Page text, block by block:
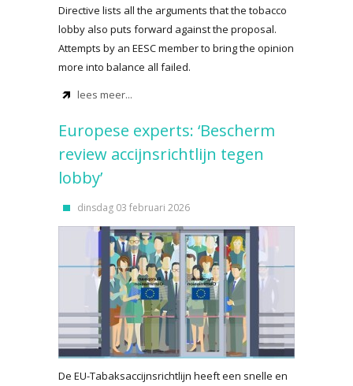
Directive lists all the arguments that the tobacco
lobby also puts forward against the proposal.
Attempts by an EESC member to bring the opinion
more into balance all failed.
lees meer...
Europese experts: ‘Bescherm
review accijnsrichtlijn tegen
lobby’
dinsdag 03 februari 2026
De EU-Tabaksaccijnsrichtlijn heeft een snelle en